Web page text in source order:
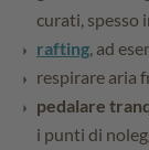
curati, spesso
rafting , ad
respirare aria
pedalare
i punti di